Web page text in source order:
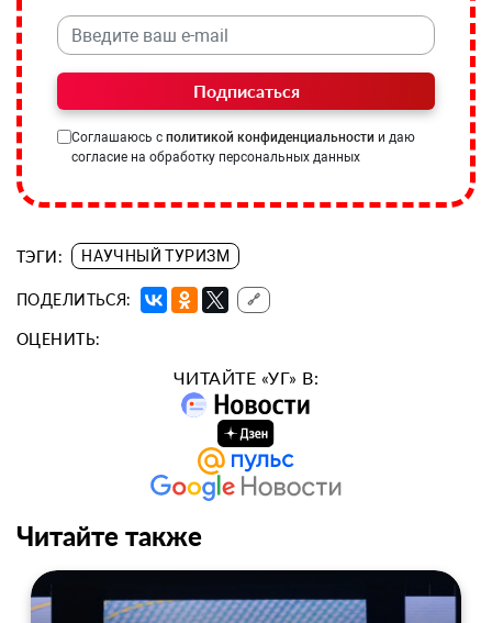
Подписаться
Соглашаюсь с политикой конфиденциальности и даю
согласие на обработку персональных данных
ТЭГИ: НАУЧНЫЙ ТУРИЗМ
ПОДЕЛИТЬСЯ: 🔗
ОЦЕНИТЬ:
ЧИТАЙТЕ «УГ» В:
Читайте также